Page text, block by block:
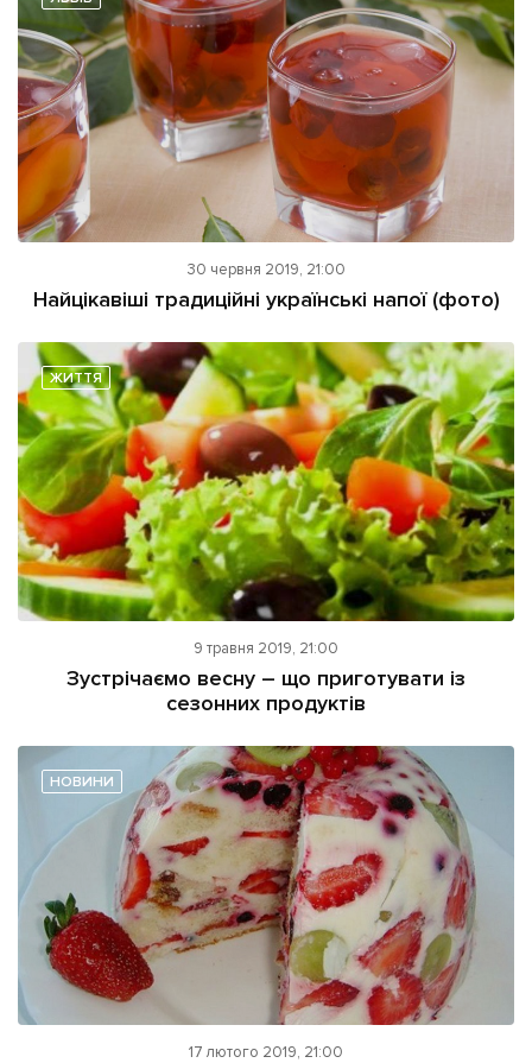
30 червня 2019, 21:00
Найцікавіші традиційні українські напої (фото)
ЖИТТЯ
9 травня 2019, 21:00
Зустрічаємо весну – що приготувати із
сезонних продуктів
НОВИНИ
17 лютого 2019, 21:00